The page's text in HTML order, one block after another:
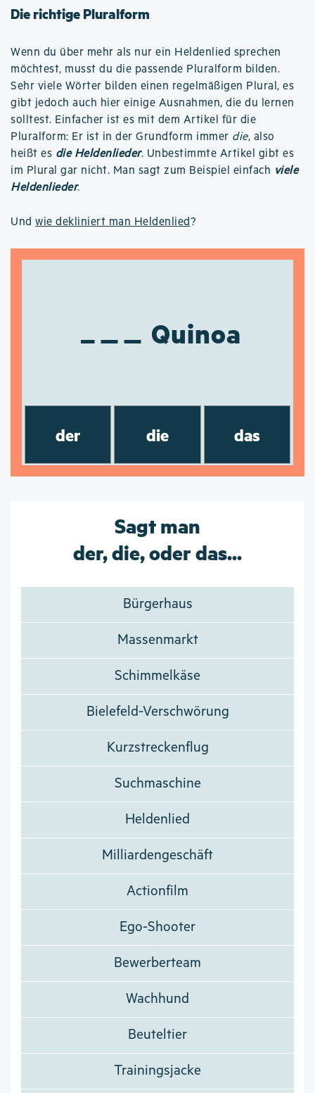
Die richtige Pluralform
Wenn du über mehr als nur ein Heldenlied sprechen
möchtest, musst du die passende Pluralform bilden.
Sehr viele Wörter bilden einen regelmäßigen Plural, es
gibt jedoch auch hier einige Ausnahmen, die du lernen
solltest. Einfacher ist es mit dem Artikel für die
Pluralform: Er ist in der Grundform immer die, also
heißt es die Heldenlieder. Unbestimmte Artikel gibt es
im Plural gar nicht. Man sagt zum Beispiel einfach viele
Heldenlieder.
Und wie dekliniert man Heldenlied?
Quinoa
der die das
Sagt man
der, die, oder das...
Bürgerhaus
Massenmarkt
Schimmelkäse
Bielefeld-Verschwörung
Kurzstreckenflug
Suchmaschine
Heldenlied
Milliardengeschäft
Actionfilm
Ego-Shooter
Bewerberteam
Wachhund
Beuteltier
Trainingsjacke